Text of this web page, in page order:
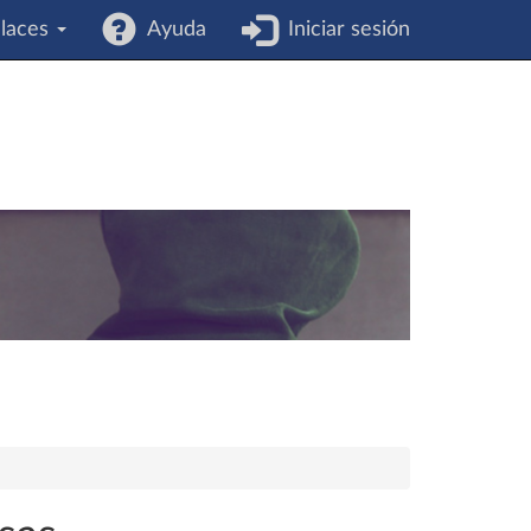
Ayuda Iniciar sesión